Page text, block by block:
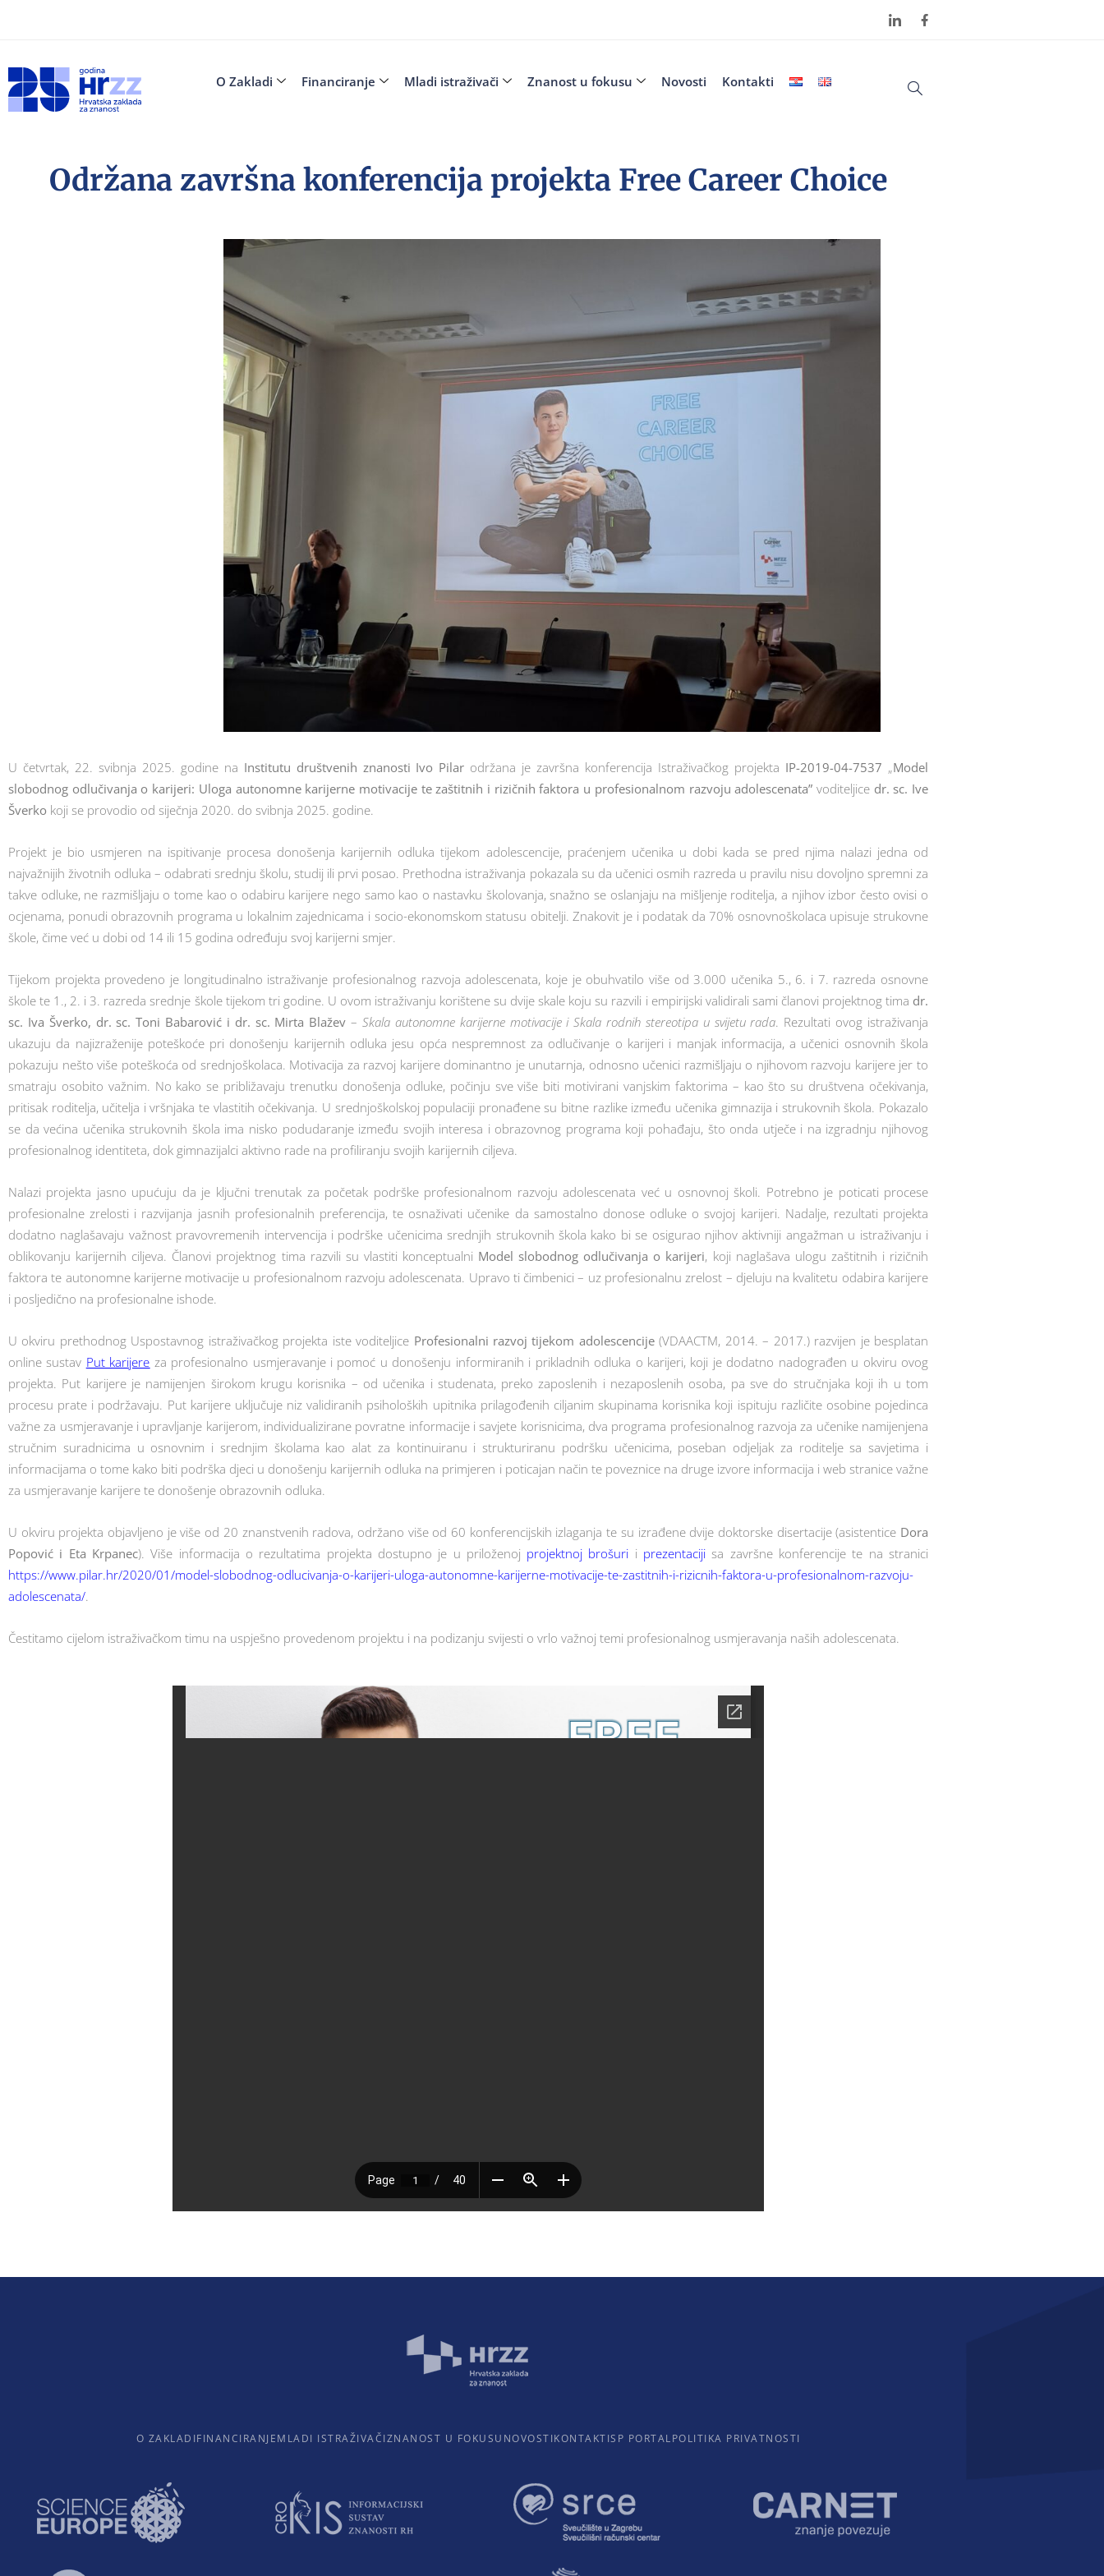
O Zakladi Financiranje Mladi istraživači Znanost u fokusu Novosti Kontakti
Održana završna konferencija projekta Free Career Choice
U četvrtak, 22. svibnja 2025. godine na Institutu društvenih znanosti Ivo Pilar održana je završna konferencija Istraživačkog projekta IP-2019-04-7537 „Model
slobodnog odlučivanja o karijeri: Uloga autonomne karijerne motivacije te zaštitnih i rizičnih faktora u profesionalnom razvoju adolescenata” voditeljice dr. sc. Ive
Šverko koji se provodio od siječnja 2020. do svibnja 2025. godine.
Projekt je bio usmjeren na ispitivanje procesa donošenja karijernih odluka tijekom adolescencije, praćenjem učenika u dobi kada se pred njima nalazi jedna od
najvažnijih životnih odluka – odabrati srednju školu, studij ili prvi posao. Prethodna istraživanja pokazala su da učenici osmih razreda u pravilu nisu dovoljno spremni za
takve odluke, ne razmišljaju o tome kao o odabiru karijere nego samo kao o nastavku školovanja, snažno se oslanjaju na mišljenje roditelja, a njihov izbor često ovisi o
ocjenama, ponudi obrazovnih programa u lokalnim zajednicama i socio-ekonomskom statusu obitelji. Znakovit je i podatak da 70% osnovnoškolaca upisuje strukovne
škole, čime već u dobi od 14 ili 15 godina određuju svoj karijerni smjer.
Tijekom projekta provedeno je longitudinalno istraživanje profesionalnog razvoja adolescenata, koje je obuhvatilo više od 3.000 učenika 5., 6. i 7. razreda osnovne
škole te 1., 2. i 3. razreda srednje škole tijekom tri godine. U ovom istraživanju korištene su dvije skale koju su razvili i empirijski validirali sami članovi projektnog tima dr.
sc. Iva Šverko, dr. sc. Toni Babarović i dr. sc. Mirta Blažev –Skala autonomne karijerne motivacije i Skala rodnih stereotipa u svijetu rada. Rezultati ovog istraživanja
ukazuju da najizraženije poteškoće pri donošenju karijernih odluka jesu opća nespremnost za odlučivanje o karijeri i manjak informacija, a učenici osnovnih škola
pokazuju nešto više poteškoća od srednjoškolaca. Motivacija za razvoj karijere dominantno je unutarnja, odnosno učenici razmišljaju o njihovom razvoju karijere jer to
smatraju osobito važnim. No kako se približavaju trenutku donošenja odluke, počinju sve više biti motivirani vanjskim faktorima – kao što su društvena očekivanja,
pritisak roditelja, učitelja i vršnjaka te vlastitih očekivanja. U srednjoškolskoj populaciji pronađene su bitne razlike između učenika gimnazija i strukovnih škola. Pokazalo
se da većina učenika strukovnih škola ima nisko podudaranje između svojih interesa i obrazovnog programa koji pohađaju, što onda utječe i na izgradnju njihovog
profesionalnog identiteta, dok gimnazijalci aktivno rade na profiliranju svojih karijernih ciljeva.
Nalazi projekta jasno upućuju da je ključni trenutak za početak podrške profesionalnom razvoju adolescenata već u osnovnoj školi. Potrebno je poticati procese
profesionalne zrelosti i razvijanja jasnih profesionalnih preferencija, te osnaživati učenike da samostalno donose odluke o svojoj karijeri. Nadalje, rezultati projekta
dodatno naglašavaju važnost pravovremenih intervencija i podrške učenicima srednjih strukovnih škola kako bi se osigurao njihov aktivniji angažman u istraživanju i
oblikovanju karijernih ciljeva. Članovi projektnog tima razvili su vlastiti konceptualni Model slobodnog odlučivanja o karijeri, koji naglašava ulogu zaštitnih i rizičnih
faktora te autonomne karijerne motivacije u profesionalnom razvoju adolescenata. Upravo ti čimbenici – uz profesionalnu zrelost – djeluju na kvalitetu odabira karijere
i posljedično na profesionalne ishode.
U okviru prethodnog Uspostavnog istraživačkog projekta iste voditeljice Profesionalni razvoj tijekom adolescencije(VDAACTM, 2014. – 2017.) razvijen je besplatan
online sustav Put karijere za profesionalno usmjeravanje i pomoć u donošenju informiranih i prikladnih odluka o karijeri, koji je dodatno nadograđen u okviru ovog
projekta. Put karijere je namijenjen širokom krugu korisnika – od učenika i studenata, preko zaposlenih i nezaposlenih osoba, pa sve do stručnjaka koji ih u tom
procesu prate i podržavaju. Put karijere uključuje niz validiranih psiholoških upitnika prilagođenih ciljanim skupinama korisnika koji ispituju različite osobine pojedinca
važne za usmjeravanje i upravljanje karijerom, individualizirane povratne informacije i savjete korisnicima, dva programa profesionalnog razvoja za učenike namijenjena
stručnim suradnicima u osnovnim i srednjim školama kao alat za kontinuiranu i strukturiranu podršku učenicima, poseban odjeljak za roditelje sa savjetima i
informacijama o tome kako biti podrška djeci u donošenju karijernih odluka na primjeren i poticajan način te poveznice na druge izvore informacija i web stranice važne
za usmjeravanje karijere te donošenje obrazovnih odluka.
U okviru projekta objavljeno je više od 20 znanstvenih radova, održano više od 60 konferencijskih izlaganja te su izrađene dvije doktorske disertacije (asistentice Dora
Popović i Eta Krpanec). Više informacija o rezultatima projekta dostupno je u priloženoj projektnoj brošuri i prezentaciji sa završne konferencije te na stranici
https://www.pilar.hr/2020/01/model-slobodnog-odlucivanja-o-karijeri-uloga-autonomne-karijerne-motivacije-te-zastitnih-i-rizicnih-faktora-u-profesionalnom-razvoju-
adolescenata/.
Čestitamo cijelom istraživačkom timu na uspješno provedenom projektu i na podizanju svijesti o vrlo važnoj temi profesionalnog usmjeravanja naših adolescenata.
O ZAKLADIFINANCIRANJEMLADI ISTRAŽIVAČIZNANOST U FOKUSU NOVOSTIKONTAKTISP PORTALPOLITIKA PRIVATNOSTI